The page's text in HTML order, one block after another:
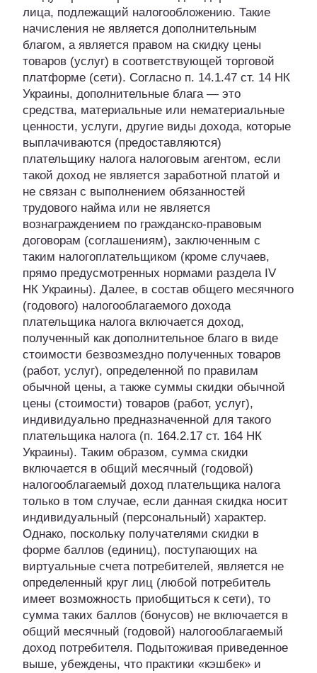
лица, подлежащий налогообложению. Такие
начисления не является дополнительным
благом, а является правом на скидку цены
товаров (услуг) в соответствующей торговой
платформе (сети). Согласно п. 14.1.47 ст. 14 НК
Украины, дополнительные блага — это
средства, материальные или нематериальные
ценности, услуги, другие виды дохода, которые
выплачиваются (предоставляются)
плательщику налога налоговым агентом, если
такой доход не является заработной платой и
не связан с выполнением обязанностей
трудового найма или не является
вознаграждением по гражданско-правовым
договорам (соглашениям), заключенным с
таким налогоплательщиком (кроме случаев,
прямо предусмотренных нормами раздела IV
НК Украины). Далее, в состав общего месячного
(годового) налогооблагаемого дохода
плательщика налога включается доход,
полученный как дополнительное благо в виде
стоимости безвозмездно полученных товаров
(работ, услуг), определенной по правилам
обычной цены, а также суммы скидки обычной
цены (стоимости) товаров (работ, услуг),
индивидуально предназначенной для такого
плательщика налога (п. 164.2.17 ст. 164 НК
Украины). Таким образом, сумма скидки
включается в общий месячный (годовой)
налогооблагаемый доход плательщика налога
только в том случае, если данная скидка носит
индивидуальный (персональный) характер.
Однако, поскольку получателями скидки в
форме баллов (единиц), поступающих на
виртуальные счета потребителей, является не
определенный круг лиц (любой потребитель
имеет возможность приобщиться к сети), то
сумма таких баллов (бонусов) не включается в
общий месячный (годовой) налогооблагаемый
доход потребителя. Подытоживая приведенное
выше, убеждены, что практики «кэшбек» и